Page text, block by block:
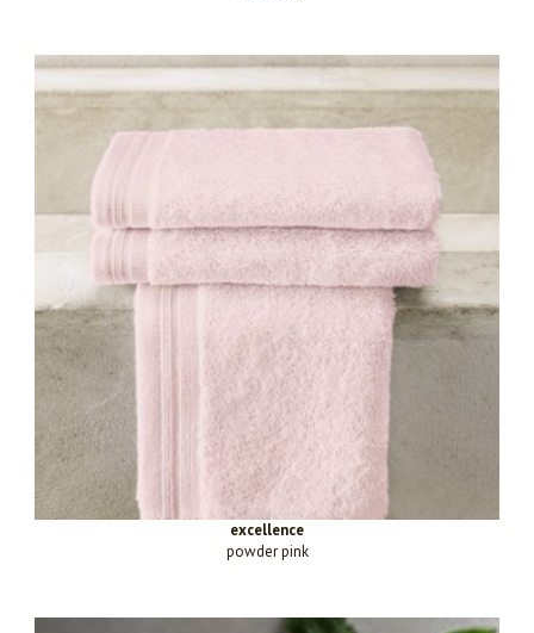
excellence
powder pink